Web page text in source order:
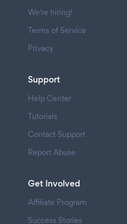
We're hiring!
Terms of Service
Privacy
Support
Help Center
Tutorials
Contact Support
Report Abuse
Get Involved
Affiliate Program
Success Stories